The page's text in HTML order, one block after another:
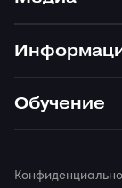
Обучение